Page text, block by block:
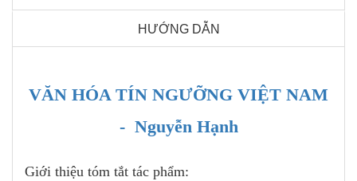
HƯỚNG DẪN
VĂN HÓA TÍN NGƯỠNG VIỆT NAM
- Nguyễn Hạnh
Giới thiệu tóm tắt tác phẩm: